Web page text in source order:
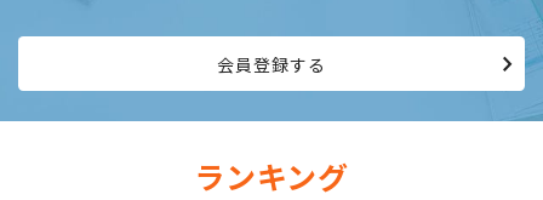
会員登録する
ランキング